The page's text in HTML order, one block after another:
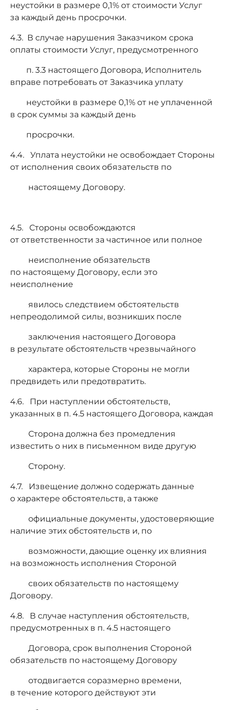
неустойки в размере 0,1% от стоимости Услуг
за каждый день просрочки.
4.3. В случае нарушения Заказчиком срока
оплаты стоимости Услуг, предусмотренного
п. 3.3 настоящего Договора, Исполнитель
вправе потребовать от Заказчика уплату
неустойки в размере 0,1% от не уплаченной
в срок суммы за каждый день
просрочки.
4.4. Уплата неустойки не освобождает Стороны
от исполнения своих обязательств по
настоящему Договору.
4.5. Стороны освобождаются
от ответственности за частичное или полное
неисполнение обязательств
по настоящему Договору, если это
неисполнение
явилось следствием обстоятельств
непреодолимой силы, возникших после
заключения настоящего Договора
в результате обстоятельств чрезвычайного
характера, которые Стороны не могли
предвидеть или предотвратить.
4.6. При наступлении обстоятельств,
указанных в п. 4.5 настоящего Договора, каждая
Сторона должна без промедления
известить о них в письменном виде другую
Сторону.
4.7. Извещение должно содержать данные
о характере обстоятельств, а также
официальные документы, удостоверяющие
наличие этих обстоятельств и, по
возможности, дающие оценку их влияния
на возможность исполнения Стороной
своих обязательств по настоящему
Договору.
4.8. В случае наступления обстоятельств,
предусмотренных в п. 4.5 настоящего
Договора, срок выполнения Стороной
обязательств по настоящему Договору
отодвигается соразмерно времени,
в течение которого действуют эти